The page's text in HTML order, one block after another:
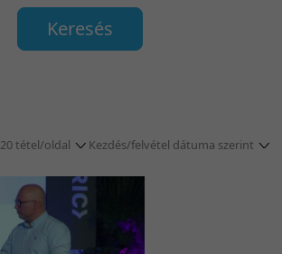
Keresés
Kezdés/felvétel dátuma szerint
Relevancia szerint
Kezdés/felvétel dátuma szerint
20 tétel/oldal
5 tétel/oldal
10 tétel/oldal
20 tétel/oldal